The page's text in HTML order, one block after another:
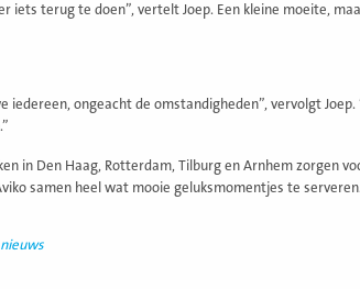
iets terug te doen”, vertelt Joep. Een kleine moeite,
ongeacht de omstandigheden”, vervolgt Joep.
in Den Haag, Rotterdam, Tilburg en Arnhem zorgen
samen heel wat mooie geluksmomentjes te